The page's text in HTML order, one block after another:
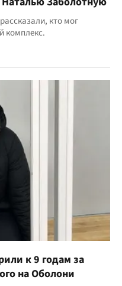
кто мог
комплекс.
к 9 годам за
на Оболони